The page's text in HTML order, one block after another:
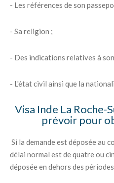
- Les références de son
- Sa religion ;
- Des indications relatives à
- L'état civil ainsi que la
Visa Inde La Roche-
prévoir pour
Si la demande est déposée au
délai normal est de quatre ou
déposée en dehors des